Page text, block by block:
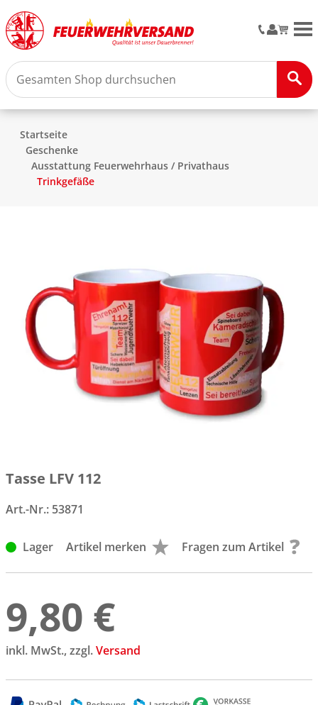
Startseite
Geschenke
Ausstattung Feuerwehrhaus / Privathaus
Trinkgefäße
Tasse LFV 112
Art.-Nr.: 53871
Lager Artikel merken Fragen zum Artikel
9,80 €
inkl. MwSt., zzgl.Versand